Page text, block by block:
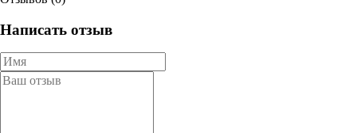
Написать отзыв